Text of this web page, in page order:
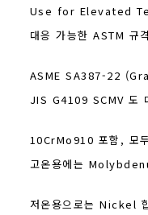
Use for Elevated
대응 가능한 ASTM
ASME SA387-22
JIS G4109 SCMV 도
10CrMo910 포함, 모
고온용에는
저온용으로는 Nickel